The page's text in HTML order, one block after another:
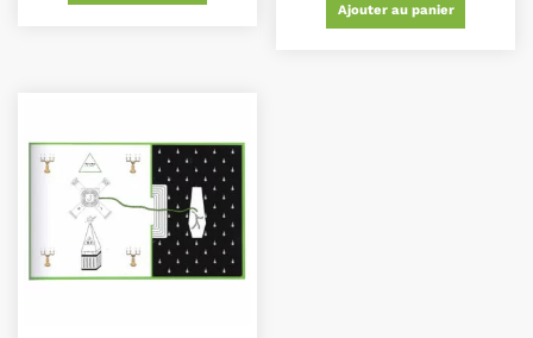
Ajouter au panier